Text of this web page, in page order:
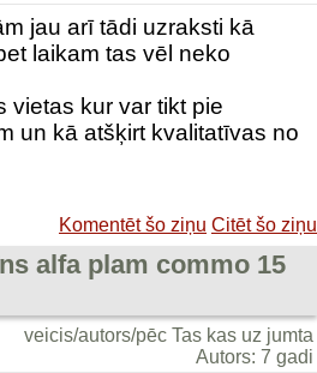
jau arī tādi uzraksti kā
laikam tas vēl neko
vietas kur var tikt pie
un kā atšķirt kvalitatīvas no
Komentēt šo ziņu Citēt šo ziņu
alfa plam commo 15
veicis/autors/pēc Tas kas uz jumta
Autors: 7 gadi